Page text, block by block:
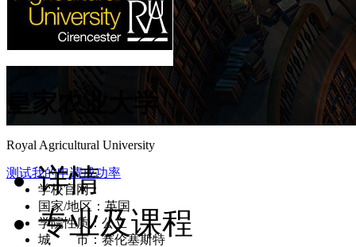
皇家农业大学
Royal Agricultural University
测试我的申请成功率
学校官网：
国家/地区：英国
学院性质：公立
城 市：赛伦塞斯特
详情
专业及课程